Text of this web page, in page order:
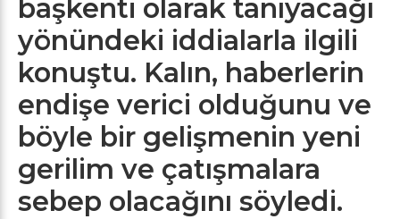
başkenti olarak tanıyacağı
yönündeki iddialarla ilgili
konuştu. Kalın, haberlerin
endişe verici olduğunu ve
böyle bir gelişmenin yeni
gerilim ve çatışmalara
sebep olacağını söyledi.